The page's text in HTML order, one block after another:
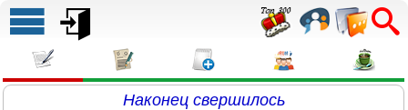
Наконец свершилось